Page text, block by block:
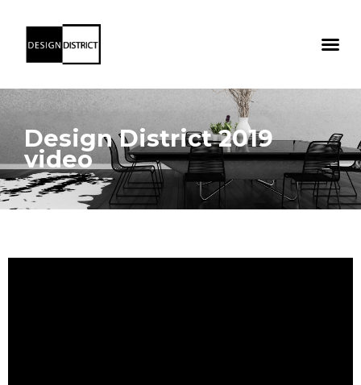
Design District 2019
video